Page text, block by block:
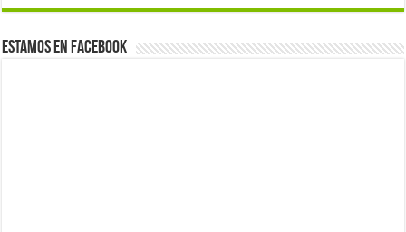
Estamos en Facebook